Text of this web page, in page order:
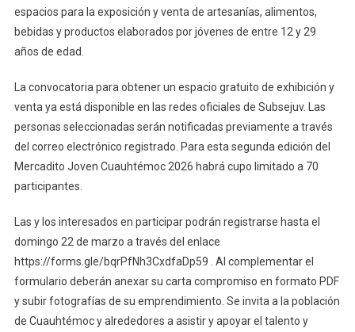
espacios para la exposición y venta de artesanías, alimentos,
bebidas y productos elaborados por jóvenes de entre 12 y 29
años de edad.
La convocatoria para obtener un espacio gratuito de exhibición y
venta ya está disponible en las redes oficiales de Subsejuv. Las
personas seleccionadas serán notificadas previamente a través
del correo electrónico registrado. Para esta segunda edición del
Mercadito Joven Cuauhtémoc 2026 habrá cupo limitado a 70
participantes.
Las y los interesados en participar podrán registrarse hasta el
domingo 22 de marzo a través del enlace
https://forms.gle/bqrPfNh3CxdfaDp59 . Al complementar el
formulario deberán anexar su carta compromiso en formato PDF
y subir fotografías de su emprendimiento. Se invita a la población
de Cuauhtémoc y alrededores a asistir y apoyar el talento y